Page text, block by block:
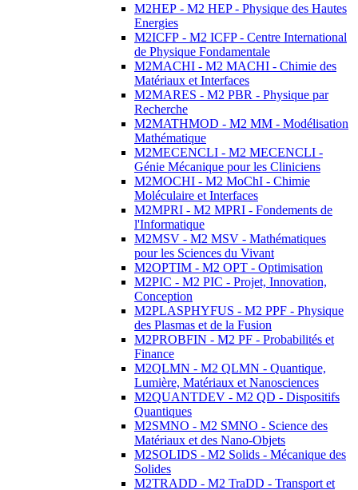
M2HEP - M2 HEP - Physique des Hautes
Energies
M2ICFP - M2 ICFP - Centre International
de Physique Fondamentale
M2MACHI - M2 MACHI - Chimie des
Matériaux et Interfaces
M2MARES - M2 PBR - Physique par
Recherche
M2MATHMOD - M2 MM - Modélisation
Mathématique
M2MECENCLI - M2 MECENCLI -
Génie Mécanique pour les Cliniciens
M2MOCHI - M2 MoChI - Chimie
Moléculaire et Interfaces
M2MPRI - M2 MPRI - Fondements de
l'Informatique
M2MSV - M2 MSV - Mathématiques
pour les Sciences du Vivant
M2OPTIM - M2 OPT - Optimisation
M2PIC - M2 PIC - Projet, Innovation,
Conception
M2PLASPHYFUS - M2 PPF - Physique
des Plasmas et de la Fusion
M2PROBFIN - M2 PF - Probabilités et
Finance
M2QLMN - M2 QLMN - Quantique,
Lumière, Matériaux et Nanosciences
M2QUANTDEV - M2 QD - Dispositifs
Quantiques
M2SMNO - M2 SMNO - Science des
Matériaux et des Nano-Objets
M2SOLIDS - M2 Solids - Mécanique des
Solides
M2TRADD - M2 TraDD - Transport et